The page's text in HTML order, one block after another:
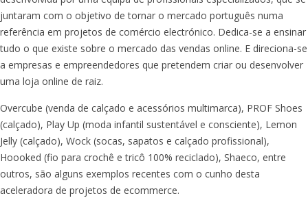
juntaram com o objetivo de tornar o mercado português numa
referência em projetos de comércio electrónico. Dedica-se a ensinar
tudo o que existe sobre o mercado das vendas online. E direciona-se
a empresas e empreendedores que pretendem criar ou desenvolver
uma loja online de raiz.
Overcube (venda de calçado e acessórios multimarca), PROF Shoes
(calçado), Play Up (moda infantil sustentável e consciente), Lemon
Jelly (calçado), Wock (socas, sapatos e calçado profissional),
Hoooked (fio para crochê e tricô 100% reciclado), Shaeco, entre
outros, são alguns exemplos recentes com o cunho desta
aceleradora de projetos de ecommerce.